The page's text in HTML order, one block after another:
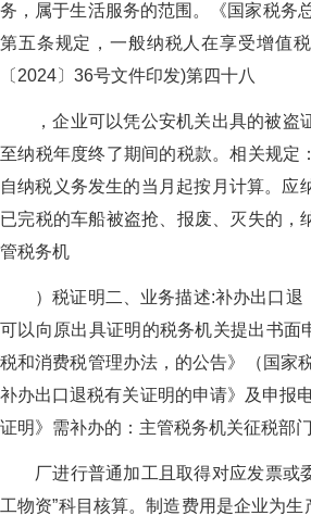
务，属于生活服务的范围。《国家税务
第五条规定，一般纳税人在享受增值
〔2024〕36号文件印发)第四十八
，企业可以凭公安机关出具的被
至纳税年度终了期间的税款。相关规定
自纳税义务发生的当月起按月计算。
已完税的车船被盗抢、报废、灭失的
管税务机
）税证明二、业务描述:补办出口
可以向原出具证明的税务机关提出书
税和消费税管理办法，的公告》（国家
补办出口退税有关证明的申请》及申报
证明》需补办的：主管税务机关征税部
厂进行普通加工且取得对应发票或
工物资”科目核算。制造费用是企业为